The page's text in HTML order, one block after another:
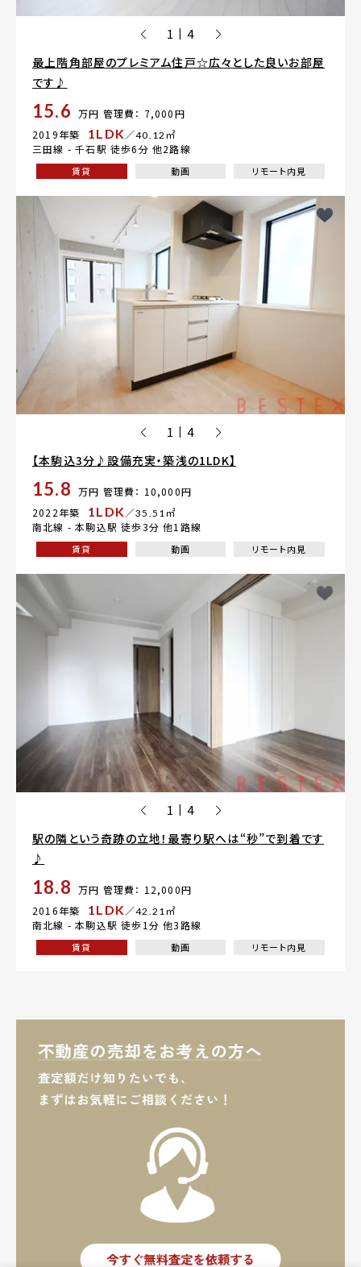
1 | 4
最上階角部屋のプレミアム住戸☆広々とした良いお部屋
です♪
15.6 万円 管理費： 7,000円
2019年築
1LDK／40.12㎡
三田線 -千石駅 徒歩6分 他2路線
賃貸 動画 リモート内見
1 | 4
【本駒込3分♪設備充実・築浅の1LDK】
15.8 万円 管理費： 10,000円
2022年築
1LDK／35.51㎡
南北線 -本駒込駅 徒歩3分 他1路線
賃貸 動画 リモート内見
1 | 4
駅の隣という奇跡の立地！最寄り駅へは“秒”で到着です
♪
18.8 万円 管理費： 12,000円
2016年築
1LDK／42.21㎡
南北線 -本駒込駅 徒歩1分 他3路線
賃貸 動画 リモート内見